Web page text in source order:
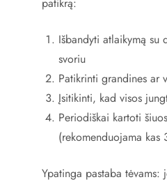
Išbandyti atlaikymą su
svoriu
Patikrinti grandines ar
Įsitikinti, kad visos
Periodiškai kartoti
(rekomenduojama kas
Ypatinga pastaba tėvams: